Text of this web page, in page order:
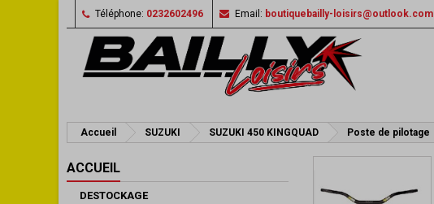
Téléphone: 0232602496 Email: boutiquebailly-loisirs@outlook.com
Accueil SUZUKI SUZUKI 450 KINGQUAD Poste de pilotage
ACCUEIL
DESTOCKAGE